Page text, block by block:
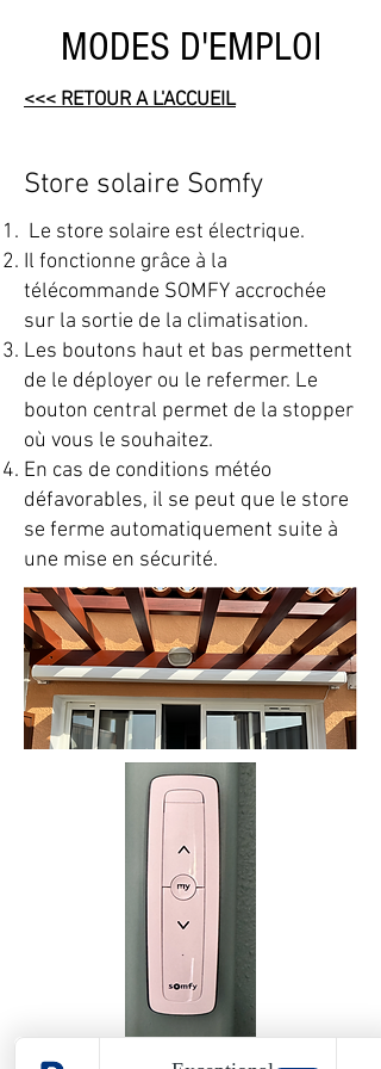
MODES D'EMPLOI
<<< RETOUR A L'ACCUEIL
Store solaire Somfy
Le store solaire est électrique.
Il fonctionne grâce à la
télécommande SOMFY accrochée
sur la sortie de la climatisation.
Les boutons haut et bas permettent
de le déployer ou le refermer. Le
bouton central permet de la stopper
où vous le souhaitez.​
En cas de conditions météo
défavorables, il se peut que le store
se ferme automatiquement suite à
une mise en sécurité.